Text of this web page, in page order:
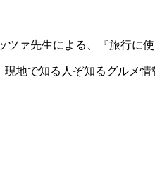
ァ先生による、『旅行に
地で知る人ぞ知るグルメ